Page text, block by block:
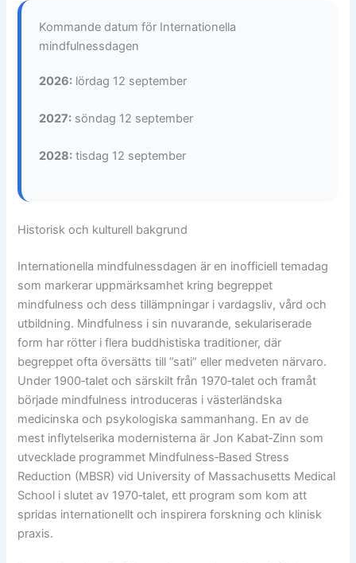
Kommande datum för Internationella
mindfulnessdagen
2026: lördag 12 september
2027: söndag 12 september
2028: tisdag 12 september
Historisk och kulturell bakgrund
Internationella mindfulnessdagen är en inofficiell temadag
som markerar uppmärksamhet kring begreppet
mindfulness och dess tillämpningar i vardagsliv, vård och
utbildning. Mindfulness i sin nuvarande, sekulariserade
form har rötter i flera buddhistiska traditioner, där
begreppet ofta översätts till ”sati” eller medveten närvaro.
Under 1900‑talet och särskilt från 1970‑talet och framåt
började mindfulness introduceras i västerländska
medicinska och psykologiska sammanhang. En av de
mest inflytelserika modernisterna är Jon Kabat‑Zinn som
utvecklade programmet Mindfulness‑Based Stress
Reduction (MBSR) vid University of Massachusetts Medical
School i slutet av 1970‑talet, ett program som kom att
spridas internationellt och inspirera forskning och klinisk
praxis.